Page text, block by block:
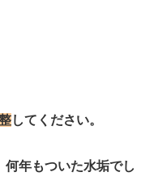
してください。
年もついた水垢でし